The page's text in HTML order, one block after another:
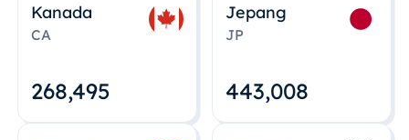
Kanada
CA
268,495
Jepang
JP
443,008